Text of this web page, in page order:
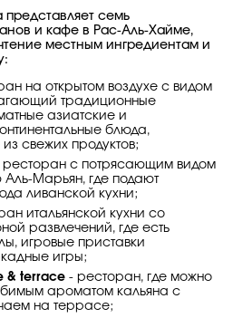
представляет семь
и кафе в Рас-Аль-Хайме,
местным ингредиентам и
на открытом воздухе с видом
традиционные
азиатские и
блюда,
свежих продуктов;
ресторан с потрясающим видом
Марьян, где подают
ливанской кухни;
итальянской кухни со
развлечений, где есть
игровые приставки
игры;
& terrace - ресторан, где можно
ароматом кальяна с
на террасе;